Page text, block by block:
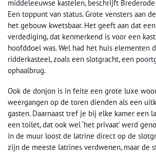
middeleeuwse kastelen, beschrijft
Een toppunt van status. Grote vensters aan
het gebouw kwetsbaar. Het geeft aan dat
verdediging, dat kenmerkend is voor een
hoofddoel was. Wel had het huis elementen
ridderkasteel, zoals een slotgracht, een
ophaalbrug.
Ook de donjon is in feite een grote luxe
weergangen op de toren dienden als een
gasten. Daarnaast tref je bij elke kamer een
een toilet, dat ook wel ‘het privaat’ werd
in de muur loost de latrine direct op de
zijn de meeste latrines verdwenen, maar de